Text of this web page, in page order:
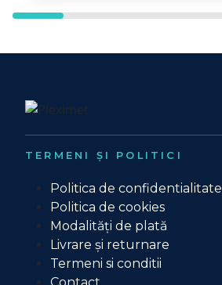
TERMENI ȘI POLITICI
Politica de confidentialitate
Politica de cookies
Modalități de plată
Livrare și returnare
Termeni si conditii
Contact